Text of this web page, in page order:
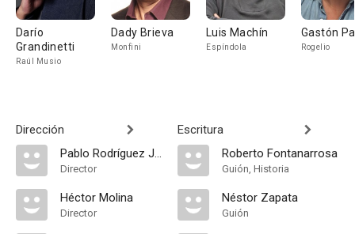
Darío
Grandinetti
Raúl Musio
Dady Brieva
Monfini
Luis Machín
Espíndola
Gastón
Rogelio
Dirección
Pablo Rodríguez Jáuregui
Director
Héctor Molina
Director
Escritura
Roberto Fontanarrosa
Guión, Historia
Néstor Zapata
Guión